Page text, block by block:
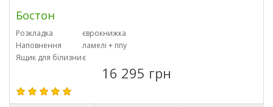
Бостон
Розкладка
єврокнижка
Наповнення
ламелі + ппу
Ящик для білизниє
16 295 грн